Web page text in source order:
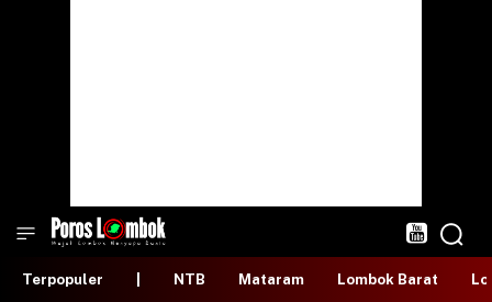
Terpopuler NTB Mataram Lombok Barat